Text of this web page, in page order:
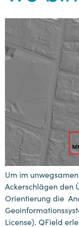
Um im
Ackerschlägen den
Orientierung die
License). QField